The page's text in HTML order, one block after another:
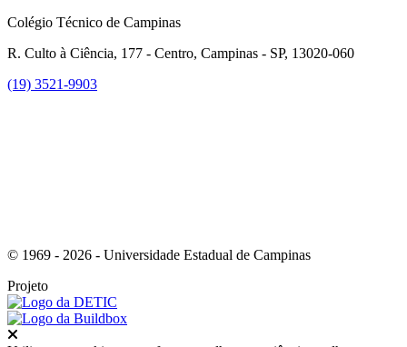
Colégio Técnico de Campinas
R. Culto à Ciência, 177 - Centro, Campinas - SP, 13020-060
(19) 3521-9903
© 1969 - 2026 - Universidade Estadual de Campinas
Projeto